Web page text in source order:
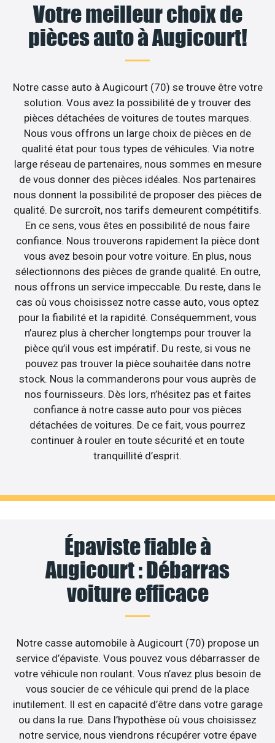
Votre meilleur choix de
pièces auto à Augicourt!
Notre casse auto à Augicourt (70) se trouve être votre
solution. Vous avez la possibilité de y trouver des
pièces détachées de voitures de toutes marques.
Nous vous offrons un large choix de pièces en de
qualité état pour tous types de véhicules. Via notre
large réseau de partenaires, nous sommes en mesure
de vous donner des pièces idéales. Nos partenaires
nous donnent la possibilité de proposer des pièces de
qualité. De surcroît, nos tarifs demeurent compétitifs.
En ce sens, vous êtes en possibilité de nous faire
confiance. Nous trouverons rapidement la pièce dont
vous avez besoin pour votre voiture. En plus, nous
sélectionnons des pièces de grande qualité. En outre,
nous offrons un service impeccable. Du reste, dans le
cas où vous choisissez notre casse auto, vous optez
pour la fiabilité et la rapidité. Conséquemment, vous
n’aurez plus à chercher longtemps pour trouver la
pièce qu’il vous est impératif. Du reste, si vous ne
pouvez pas trouver la pièce souhaitée dans notre
stock. Nous la commanderons pour vous auprès de
nos fournisseurs. Dès lors, n’hésitez pas et faites
confiance à notre casse auto pour vos pièces
détachées de voitures. De ce fait, vous pourrez
continuer à rouler en toute sécurité et en toute
tranquillité d’esprit.
Épaviste fiable à
Augicourt : Débarras
voiture efficace
Notre casse automobile à Augicourt (70) propose un
service d’épaviste. Vous pouvez vous débarrasser de
votre véhicule non roulant. Vous n’avez plus besoin de
vous soucier de ce véhicule qui prend de la place
inutilement. Il est en capacité d’être dans votre garage
ou dans la rue. Dans l’hypothèse où vous choisissez
notre service, nous viendrons récupérer votre épave